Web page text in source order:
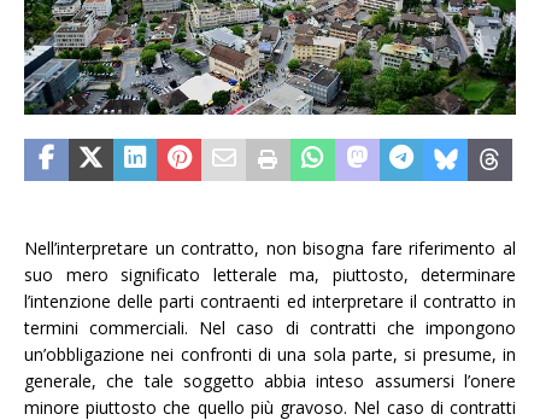
Nell’interpretare un contratto, non bisogna fare riferimento al
suo mero significato letterale ma, piuttosto, determinare
l’intenzione delle parti contraenti ed interpretare il contratto in
termini commerciali. Nel caso di contratti che impongono
un’obbligazione nei confronti di una sola parte, si presume, in
generale, che tale soggetto abbia inteso assumersi l’onere
minore piuttosto che quello più gravoso. Nel caso di contratti